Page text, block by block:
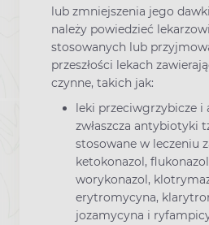
lub zmniejszenia jego
należy powiedzieć
stosowanych lub
przeszłości lekach
czynne, takich jak:
leki przeciwgrzybicze i
zwłaszcza antybiotyki
stosowane w leczeniu
ketokonazol,
worykonazol,
erytromycyna,
jozamycyna i